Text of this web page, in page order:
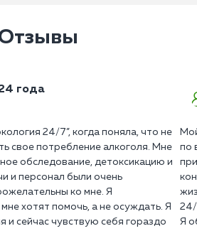
года
24/7”, когда поняла, что не
свое потребление алкоголя. Мне
обследование, детоксикацию и
и персонал были очень
ко мне. Я
хотят помочь, а не осуждать. Я
и сейчас чувствую себя гораздо
по
24/
Я